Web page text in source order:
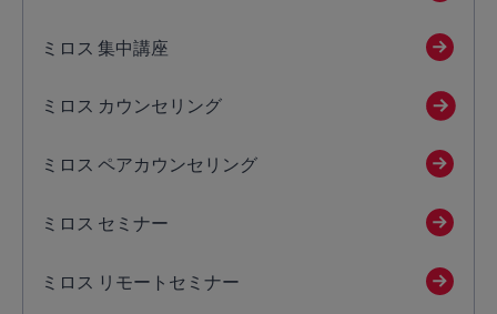
ミロス 集中講座
ミロス カウンセリング
ミロス ペアカウンセリング
ミロス セミナー
ミロス リモートセミナー